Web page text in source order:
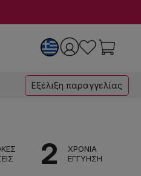
Εξέλιξη παραγγελίας
2
ΧΡΟΝΙΑ
ΕΓΓΥΗΣΗ